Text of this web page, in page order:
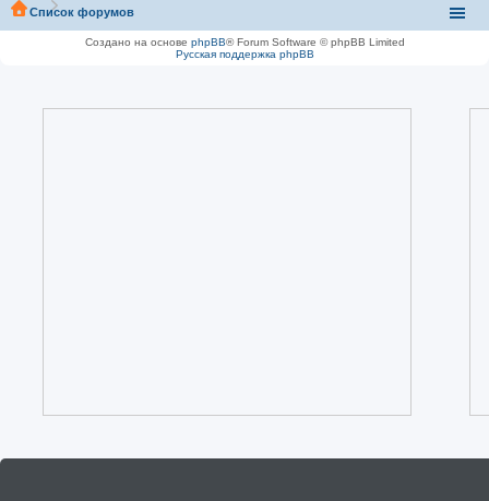
Список форумов
Создано на основе phpBB® Forum Software © phpBB Limited
Русская поддержка phpBB